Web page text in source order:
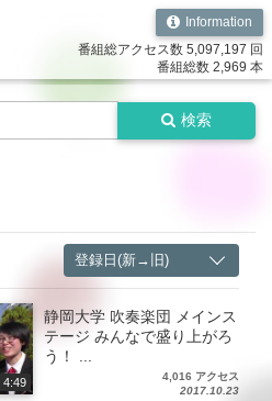
Information
番組総アクセス数 5,097,197 回
番組総数 2,969 本
検索
登録日(新→旧)
4:49
静岡大学 吹奏楽団 メインス
テージ みんなで盛り上がろ
う！ ...
4,016 アクセス
2017.10.23